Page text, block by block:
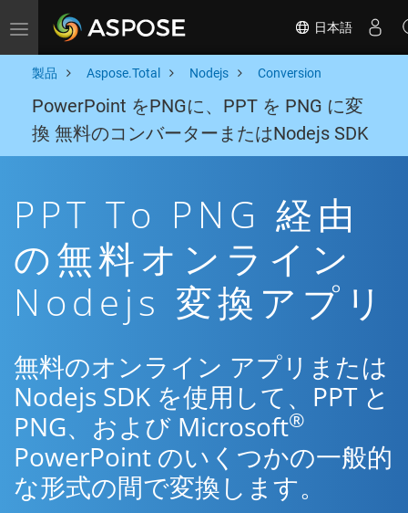
Toggle navigation 日本語
製品 Aspose.Total Nodejs Conversion
PowerPoint をPNGに、PPT を PNG に変
換 無料のコンバーターまたはNodejs SDK
PPT To PNG 経由
の無料オンライン
Nodejs 変換アプリ
無料のオンライン アプリまたは
Nodejs SDK を使用して、PPT と
PNG、および Microsoft®
PowerPoint のいくつかの一般的
な形式の間で変換します。